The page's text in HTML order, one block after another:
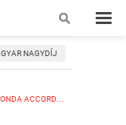
NAGYDÍJ
ACCORD...